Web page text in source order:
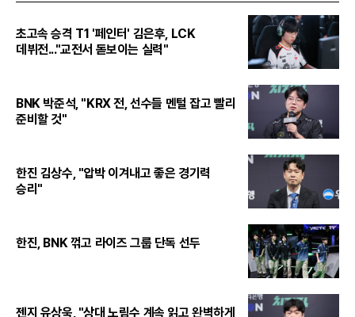
초고속 승격 T1 '페인터' 김은후, LCK
데뷔전..."교전서 돋보이는 실력"
BNK 박준석, "KRX 전, 선수들 멘털 잡고 빨리
준비할 것"
한진 김상수, "압박 이겨내고 좋은 경기력
승리"
한진, BNK 꺾고 라이즈 그룹 단독 선두
젠지 유상욱, "상대 노림수 계속 읽고 완벽하게